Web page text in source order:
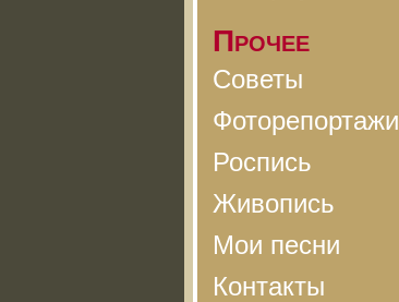
Прочее
Советы
Фоторепортажи
Роспись
Живопись
Мои песни
Контакты